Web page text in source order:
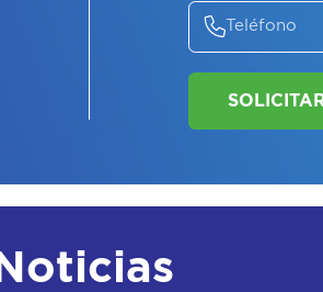
Noticias